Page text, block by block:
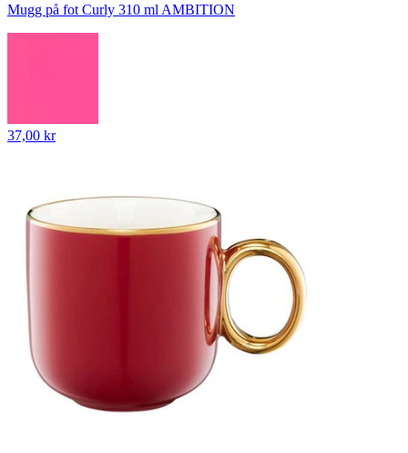
Mugg på fot Curly 310 ml AMBITION
37,00 kr